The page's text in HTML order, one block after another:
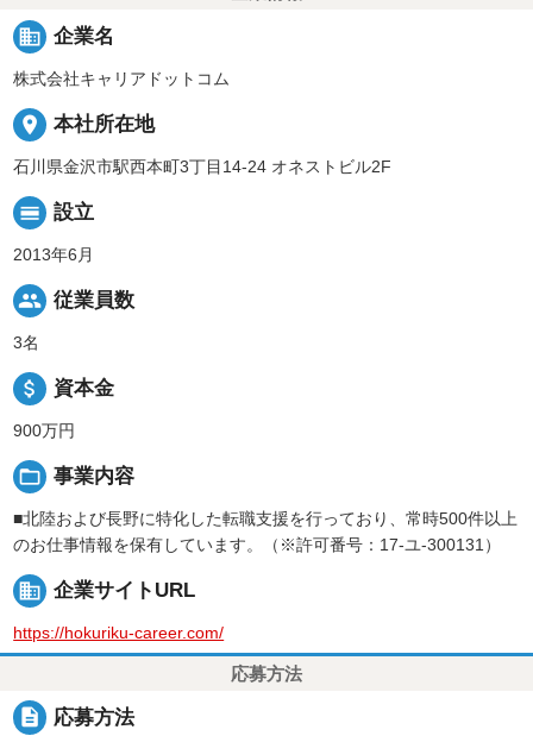
business 企業名
株式会社キャリアドットコム
place 本社所在地
石川県金沢市駅西本町3丁目14-24 オネストビル2F
calendar_view_day 設立
2013年6月
people 従業員数
3名
attach_money 資本金
900万円
folder_open 事業内容
■北陸および長野に特化した転職支援を行っており、常時500件以上
のお仕事情報を保有しています。（※許可番号：17-ユ-300131）
business 企業サイトURL
https://hokuriku-career.com/
応募方法
description 応募方法